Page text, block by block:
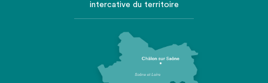
intercative du territoire